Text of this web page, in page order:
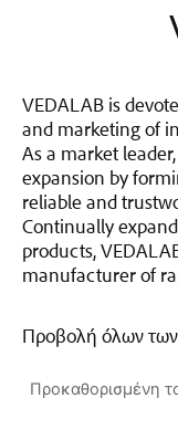
VEDALAB is
and marketing of
As a market
expansion by
reliable and
Continually
products,
manufacturer of
Προβολή όλων